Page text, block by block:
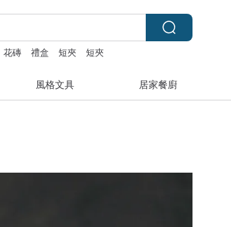
花磚 禮盒 短夾 短夾
風格文具 居家餐廚